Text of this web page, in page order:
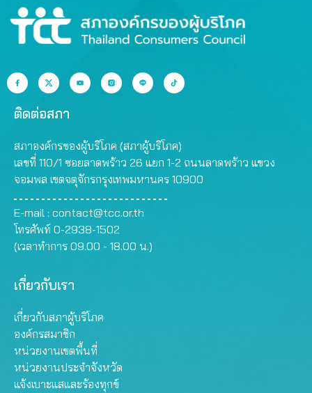
ติดต่อสภา
สภาองค์กรของผู้บริโภค (สภาผู้บริโภค)
เลขที่ 110/1 ซอยลาดพร้าว 26 แยก 1-2 ถนนลาดพร้าว แขวง
จอมพล เขตจตุจักรกรุงเทพมหานคร 10900
E-mail : contact@tcc.or.th
โทรศัพท์ 0-2938-1502
(เวลาทำการ 09.00 - 18.00 น.)
เกี่ยวกับเรา
เกี่ยวกับสภาผู้บริโภค
องค์กรสมาชิก
หน่วยงานเขตพื้นที่
หน่วยงานประจำจังหวัด
แจ้งเบาะแสและร้องทุกข์